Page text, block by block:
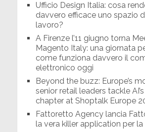
Ufficio Design Italia: cosa
davvero efficace uno spazio
lavoro?
A Firenze l’11 giugno torna
Magento Italy: una giornata
come funziona davvero il
elettronico oggi
Beyond the buzz: Europe’s
senior retail leaders tackle
chapter at Shoptalk Europe
Fattoretto Agency lancia
la vera killer application per la